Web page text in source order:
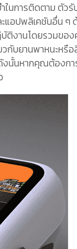
ำในการติดตาม
แอปพลิเคชันอื่น ๆ
บัติงานโดยรวมขอ
ยวกับยานพาหนะห
นั้นหากคุณต้องกา